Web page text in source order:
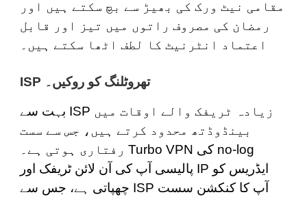
مقامی نیٹ ورک کی بھیڑ سے بچ سکتے ہیں اور
رمضان کی مصروف راتوں میں تیز اور قابل
اعتماد انٹرنیٹ کا لطف اٹھا سکتے ہیں۔
ISP تھروٹلنگ کو روکیں۔
بہت سے ISP زیادہ ٹریفک والے اوقات میں
بینڈوڈتھ محدود کرتے ہیں، جس سے سست
رفتاری ہوتی ہے۔ Turbo VPN کی no-log
پالیسی آپ کی آن لائن ٹریفک اور IP ایڈریس کو
چھپاتی ہے، جس سے ISP آپ کا کنکشن سست